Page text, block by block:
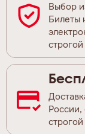
Выбор
Билеты